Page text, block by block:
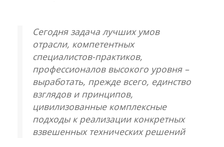
Сегодня задача лучших умов
отрасли, компетентных
специалистов-практиков,
профессионалов высокого уровня –
выработать, прежде всего, единство
взглядов и принципов,
цивилизованные комплексные
подходы к реализации конкретных
взвешенных технических решений